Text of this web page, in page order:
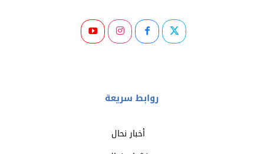
روابط سريعة
أخبار نحال